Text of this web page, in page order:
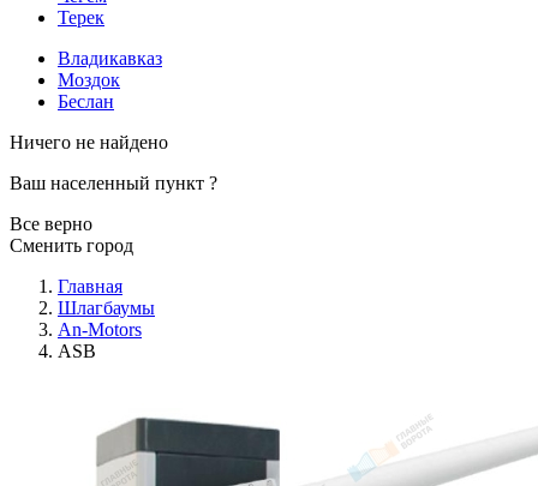
Терек
Владикавказ
Моздок
Беслан
Ничего не найдено
Ваш населенный пункт ?
Все верно
Сменить город
Главная
Шлагбаумы
An-Motors
ASB